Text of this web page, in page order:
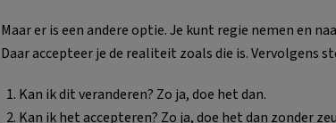
Maar er is een andere optie. Je kunt regie nemen en
Daar accepteer je de realiteit zoals die is. Vervolgens
Kan ik dit veranderen? Zo ja, doe het dan.
Kan ik het accepteren? Zo ja, doe het dan zonder